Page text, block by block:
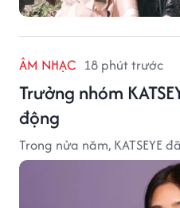
ÂM NHẠC 18 phút trước
Trưởng nhóm
động
Trong nửa năm, KATSEYE